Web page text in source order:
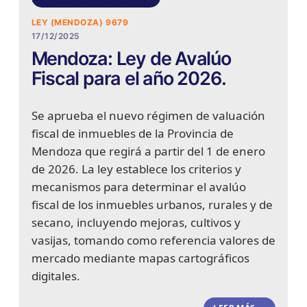
LEY (MENDOZA) 9679
17/12/2025
Mendoza: Ley de Avalúo
Fiscal para el año 2026.
Se aprueba el nuevo régimen de valuación
fiscal de inmuebles de la Provincia de
Mendoza que regirá a partir del 1 de enero
de 2026. La ley establece los criterios y
mecanismos para determinar el avalúo
fiscal de los inmuebles urbanos, rurales y de
secano, incluyendo mejoras, cultivos y
vasijas, tomando como referencia valores de
mercado mediante mapas cartográficos
digitales.